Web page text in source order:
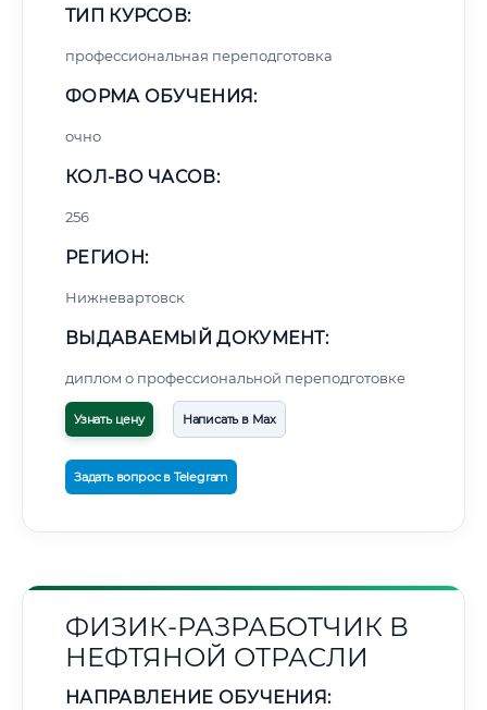
ТИП КУРСОВ:
профессиональная переподготовка
ФОРМА ОБУЧЕНИЯ:
очно
КОЛ-ВО ЧАСОВ:
256
РЕГИОН:
Нижневартовск
ВЫДАВАЕМЫЙ ДОКУМЕНТ:
диплом о профессиональной переподготовке
Узнать цену Написать в Max
Задать вопрос в Telegram
ФИЗИК-РАЗРАБОТЧИК В
НЕФТЯНОЙ ОТРАСЛИ
НАПРАВЛЕНИЕ ОБУЧЕНИЯ: